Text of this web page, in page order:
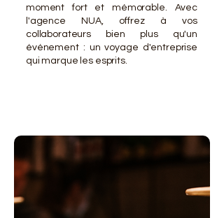
moment fort et mémorable. Avec
l'agence NUA, offrez à vos
collaborateurs bien plus qu'un
événement : un voyage d'entreprise
qui marque les esprits.